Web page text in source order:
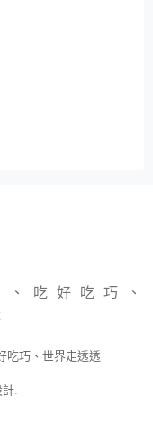
、吃好吃巧、
吃巧、世界走透透
計.